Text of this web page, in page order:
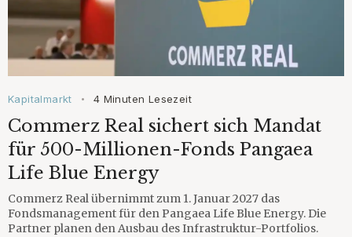
Kapitalmarkt • 4 Minuten Lesezeit
Commerz Real sichert sich Mandat
für 500-Millionen-Fonds Pangaea
Life Blue Energy
Commerz Real übernimmt zum 1. Januar 2027 das
Fondsmanagement für den Pangaea Life Blue Energy. Die
Partner planen den Ausbau des Infrastruktur-Portfolios.